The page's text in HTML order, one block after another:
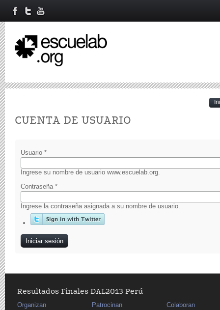
CUENTA DE USUARIO
Usuario *
Ingrese su nombre de usuario www.escuelab.org.
Contraseña *
Ingrese la contraseña asignada a su nombre de usuario.
Resultados Finales DAL2013 Perú
Organizan
Patrocinan
Colaboran